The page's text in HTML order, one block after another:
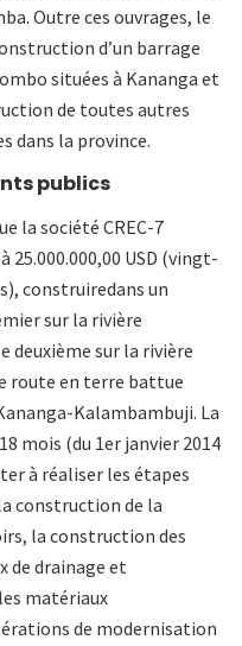
Outre ces ouvrages, le
d’un barrage
situées à Kananga et
de toutes autres
dans la province.
publics
la société CREC-7
USD (vingt-
construiredans un
sur la rivière
deuxième sur la rivière
route en terre battue
Kalambambuji. La
mois (du 1er janvier 2014
à réaliser les étapes
construction de la
la construction des
de drainage et
matériaux
de modernisation